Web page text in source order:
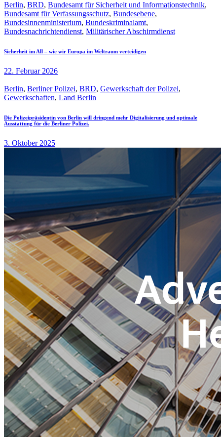
Berlin, BRD, Bundesamt für Sicherheit und Informationstechnik,
Bundesamt für Verfassungsschutz, Bundesebene,
Bundesinnenministerium, Bundeskriminalamt,
Bundesnachrichtendienst, Militärischer Abschirmdienst
Sicherheit im All – wie wir Europa im Weltraum verteidigen
22. Februar 2026
Berlin, Berliner Polizei, BRD, Gewerkschaft der Polizei,
Gewerkschaften, Land Berlin
Die Polizeipräsidentin von Berlin will dringend mehr Digitalisierung und optimale
Ausstattung für die Berliner Polizei.
3. Oktober 2025